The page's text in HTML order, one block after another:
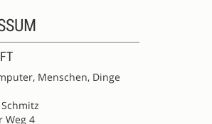
Menschen, Dinge
Weg 4